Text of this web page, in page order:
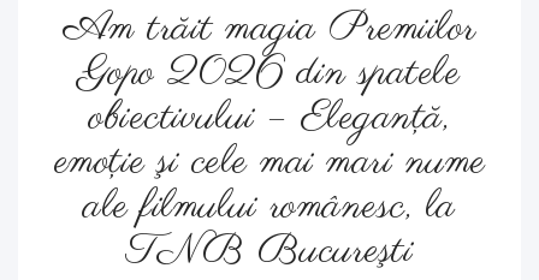
Am trăit magia Premiilor
Gopo 2026 din spatele
obiectivului – Eleganţă,
emoţie şi cele mai mari nume
ale filmului românesc, la
TNB Bucureşti